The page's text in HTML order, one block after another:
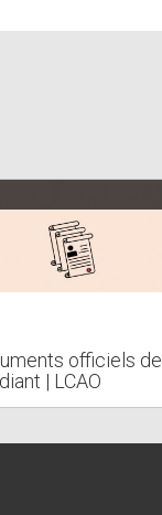
officiels de
| LCAO